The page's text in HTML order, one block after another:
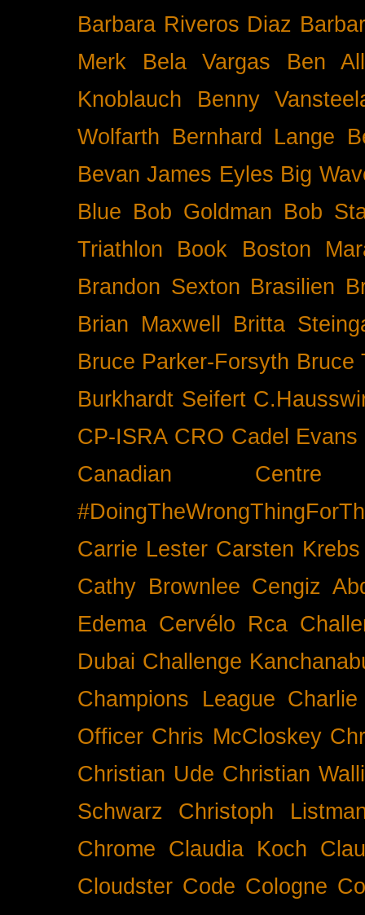
Barbara Riveros Diaz
Merk
Bela Vargas
Ben
Knoblauch
Benny
Wolfarth Bernhard Lange
Bevan James Eyles Big
Blue Bob Goldman Bob
Triathlon
Book
Boston
Brandon Sexton Brasilien
Brian Maxwell
Britta
Bruce Parker-Forsyth Bruce
Burkhardt Seifert
CP-ISRA CRO Cadel Evans
Canadian
Carrie Lester Carsten Krebs
Cathy Brownlee Cengiz
Edema Cervélo Rca
Dubai Challenge
Champions League
Officer Chris McCloskey
Christian Ude Christian
Schwarz
Christoph
Chrome Claudia Koch
Cloudster Code Cologne